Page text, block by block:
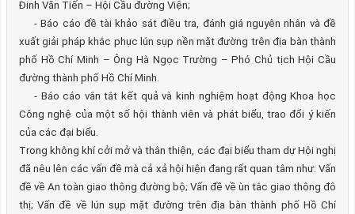
Đinh Văn Tiến – Hội Cầu đường Viện;
-Báo cáo đề tài khảo sát điều tra, đánh giá nguyên nhân và đề
xuất giải pháp khắc phục lún sụp nền mặt đường trên địa bàn thành
phố Hồ Chí Minh – Ông Hà Ngọc Trường – Phó Chủ tịch Hội Cầu
đường thành phố Hồ Chí Minh.
- Báo cáo vắn tắt kết quả và kinh nghiệm hoạt động Khoa học
Công nghệ của một số hội thành viên và phát biểu, trao đổi ý kiến
của các đại biểu.
Trong không khí cởi mở và thân thiện, các đại biểu tham dự Hội nghị
đã nêu lên các vấn đề mà cả xả hội hiện đang rất quan tâm như: Vấn
đề về An toàn giao thông đường bộ; Vấn đề về ùn tắc giao thông đô
thị; Vấn đề về lún sụp mặt đường trên địa bàn thành phố Hồ Chí